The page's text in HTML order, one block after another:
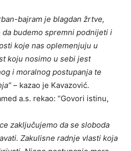
bajram je blagdan žrtve,
budemo spremni podnijeti i
koje nas oplemenjuju u
koju nosimo u sebi jest
i moralnog postupanja te
– kazao je Kavazović.
a.s. rekao: “Govori istinu,
zaključujemo da se sloboda
Zakulisne radnje vlasti koja